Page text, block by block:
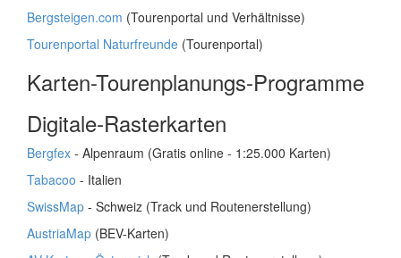
Bergsteigen.com (Tourenportal und Verhältnisse)
Tourenportal Naturfreunde (Tourenportal)
Karten-Tourenplanungs-Programme
Digitale-Rasterkarten
Bergfex - Alpenraum (Gratis online - 1:25.000 Karten)
Tabacoo - Italien
SwissMap - Schweiz (Track und Routenerstellung)
AustriaMap (BEV-Karten)